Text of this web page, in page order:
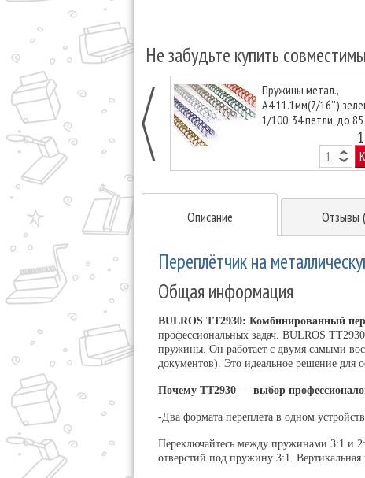
Не забудьте купить
Пружины метал.,
А4,11.1мм(7/
1/100, 34 петли, до 85
Описание Отзывы
Переплётчик на
Общая информация
BULROS TT2930: Комбинированный
профессиональных задач. BULROS
пружины. Он работает с двумя самыми
документов). Это идеальное решение для
Почему TT2930 — выбор
-Два формата переплета в одном
Переключайтесь между пружинами 3:1 и
отверстий под пружину 3:1.